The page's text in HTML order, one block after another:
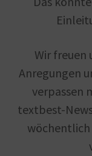
Wir freuen
Anregungen
verpassen
textbest-
wöchentlich